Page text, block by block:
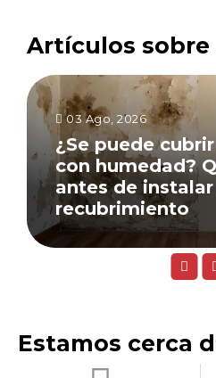
Artículos sobre
03 Ago, 2026
¿Se puede
con humedad?
antes de instalar
recubrimiento
Estamos cerca